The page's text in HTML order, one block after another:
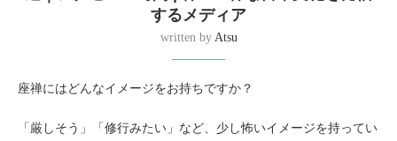
するメディア
written by Atsu
座禅にはどんなイメージをお持ちですか？
「厳しそう」「修行みたい」など、少し怖いイメージを持ってい